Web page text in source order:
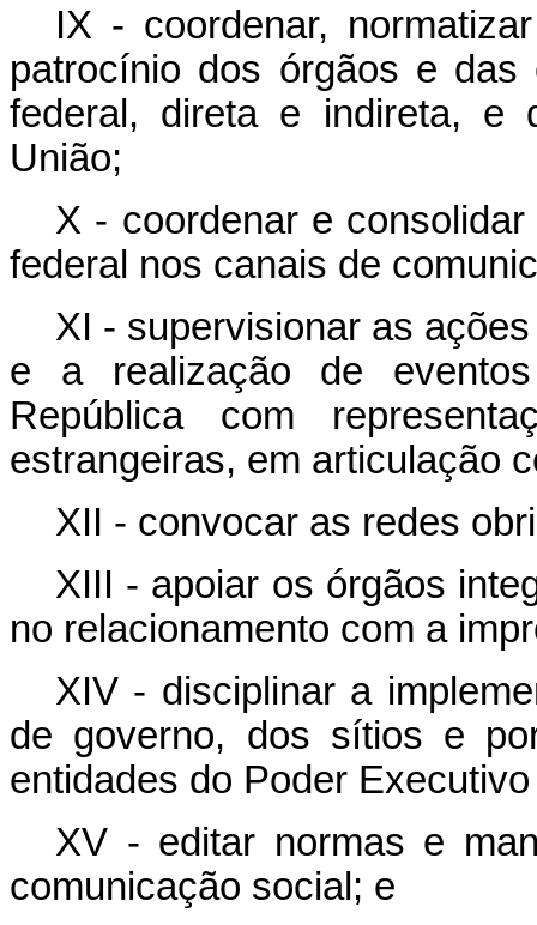
IX - coordenar,
patrocínio dos órgãos e das
federal, direta e indireta, e
União;
X - coordenar e
federal nos canais de
XI - supervisionar as
e a realização de
República com
estrangeiras, em articulação
XII - convocar as redes
XIII - apoiar os órgãos
no relacionamento com a
XIV - disciplinar a
de governo, dos sítios e
entidades do Poder
XV - editar normas e
comunicação social; e